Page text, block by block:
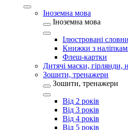
Іноземна мова
Іноземна мова
Ілюстровані
Книжки з
Флеш-картки
Дитячі маски, гірлянди,
Зошити, тренажери
Зошити, тренажери
Від 2 років
Від 3 років
Від 4 років
Від 5 років